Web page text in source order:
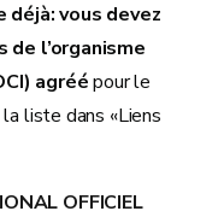
vous devez
l’organisme
agréépour le
liste dans «Liens
OFFICIEL